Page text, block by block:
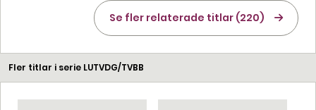
Se fler relaterade titlar (220)
Fler titlar i serie LUTVDG/TVBB